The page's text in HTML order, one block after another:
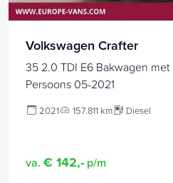
Volkswagen Crafter
35 2.0 TDI E6 Bakwagen
Persoons 05-2021
2021 157.811 km Diesel
va. € 142,- p/m